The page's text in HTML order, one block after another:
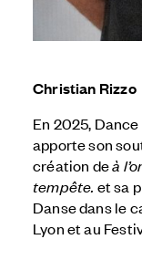
Christian Rizzo
En 2025,
apporte son
création deà
tempête. et sa
Danse dans le
Lyon et au